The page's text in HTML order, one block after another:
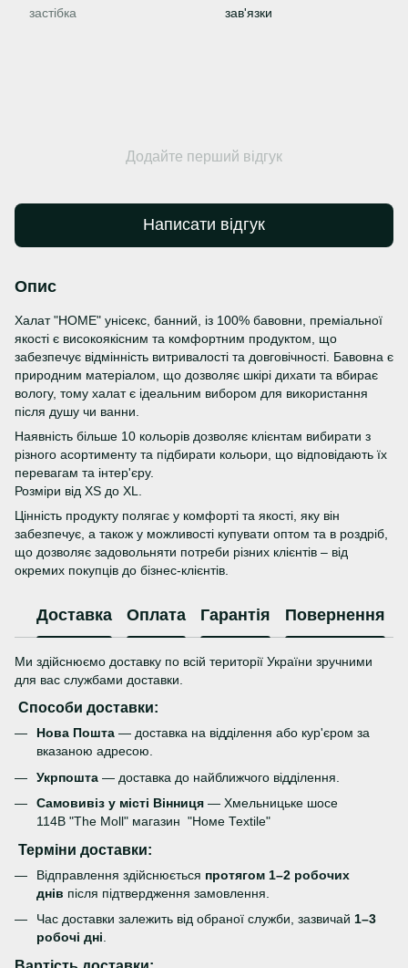
застібка зав'язки
Додайте перший відгук
Написати відгук
Опис
Халат "HOME" унісекс, банний, із 100% бавовни, преміальної
якості є високоякісним та комфортним продуктом, що
забезпечує відмінність витривалості та довговічності. Бавовна є
природним матеріалом, що дозволяє шкірі дихати та вбирає
вологу, тому халат є ідеальним вибором для використання
після душу чи ванни.
Наявність більше 10 кольорів дозволяє клієнтам вибирати з
різного асортименту та підбирати кольори, що відповідають їх
перевагам та інтер'єру.
Розміри від ХS до ХL.
Цінність продукту полягає у комфорті та якості, яку він
забезпечує, а також у можливості купувати оптом та в роздріб,
що дозволяє задовольняти потреби різних клієнтів – від
окремих покупців до бізнес-клієнтів.
Доставка Оплата Гарантія Повернення
Ми здійснюємо доставку по всій території України зручними
для вас службами доставки.
Способи доставки:
Нова Пошта — доставка на відділення або кур'єром за
вказаною адресою.
Укрпошта — доставка до найближчого відділення.
Самовивіз у місті Вінниця — Хмельницьке шосе
114В "The Moll" магазин "Номе Теxtile"
Терміни доставки:
Відправлення здійснюється протягом 1–2 робочих
днів після підтвердження замовлення.
Час доставки залежить від обраної служби, зазвичай 1–3
робочі дні.